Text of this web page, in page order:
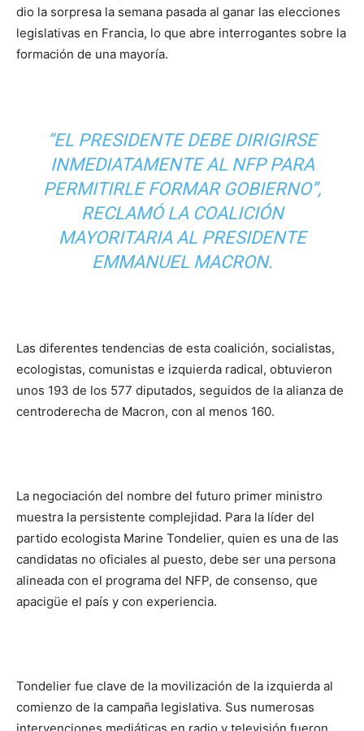
dio la sorpresa la semana pasada al ganar las elecciones
legislativas en Francia, lo que abre interrogantes sobre la
formación de una mayoría.
“EL PRESIDENTE DEBE DIRIGIRSE
INMEDIATAMENTE AL NFP PARA
PERMITIRLE FORMAR GOBIERNO”,
RECLAMÓ LA COALICIÓN
MAYORITARIA AL PRESIDENTE
EMMANUEL MACRON.
Las diferentes tendencias de esta coalición, socialistas,
ecologistas, comunistas e izquierda radical, obtuvieron
unos 193 de los 577 diputados, seguidos de la alianza de
centroderecha de Macron, con al menos 160.
La negociación del nombre del futuro primer ministro
muestra la persistente complejidad. Para la líder del
partido ecologista Marine Tondelier, quien es una de las
candidatas no oficiales al puesto, debe ser una persona
alineada con el programa del NFP, de consenso, que
apacigüe el país y con experiencia.
Tondelier fue clave de la movilización de la izquierda al
comienzo de la campaña legislativa. Sus numerosas